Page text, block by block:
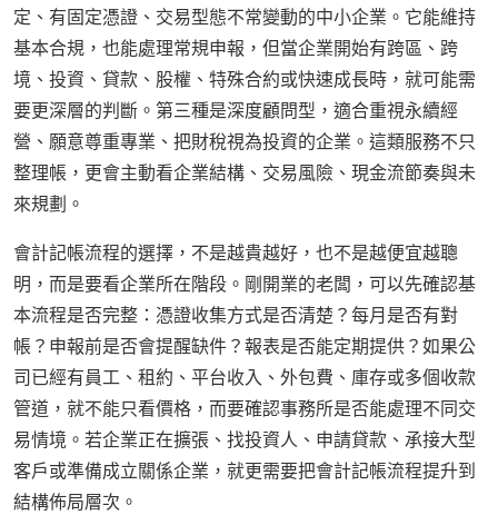
定、有固定憑證、交易型態不常變動的中小企業。它能維持
基本合規，也能處理常規申報，但當企業開始有跨區、跨
境、投資、貸款、股權、特殊合約或快速成長時，就可能需
要更深層的判斷。第三種是深度顧問型，適合重視永續經
營、願意尊重專業、把財稅視為投資的企業。這類服務不只
整理帳，更會主動看企業結構、交易風險、現金流節奏與未
來規劃。
會計記帳流程的選擇，不是越貴越好，也不是越便宜越聰
明，而是要看企業所在階段。剛開業的老闆，可以先確認基
本流程是否完整：憑證收集方式是否清楚？每月是否有對
帳？申報前是否會提醒缺件？報表是否能定期提供？如果公
司已經有員工、租約、平台收入、外包費、庫存或多個收款
管道，就不能只看價格，而要確認事務所是否能處理不同交
易情境。若企業正在擴張、找投資人、申請貸款、承接大型
客戶或準備成立關係企業，就更需要把會計記帳流程提升到
結構佈局層次。